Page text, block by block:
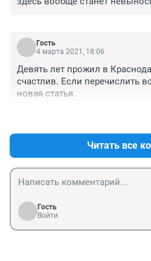
чтобы видели плоды своего
Гость
4 марта 2021, 18:06
Девять лет прожил в
счастлив. Если перечислить
новая статья.
Читать все
Гость
Войти